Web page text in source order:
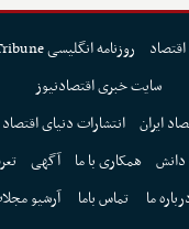
روزنامه انگلیسی Financial Tribune
سایت خبری اقتصادنیوز
ایران انتشارات دنیای اقتصاد
دانش همکاری با ما آگهی
ما تماس باما آرشیو